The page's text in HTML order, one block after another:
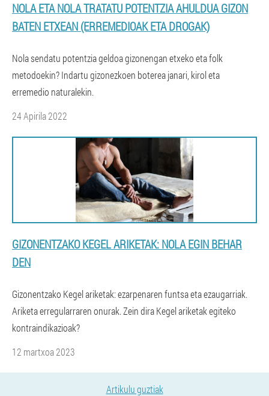
NOLA ETA NOLA TRATATU POTENTZIA AHULDUA GIZON
BATEN ETXEAN (ERREMEDIOAK ETA DROGAK)
Nola sendatu potentzia geldoa gizonengan etxeko eta folk
metodoekin? Indartu gizonezkoen boterea janari, kirol eta
erremedio naturalekin.
24 Apirila 2022
GIZONENTZAKO KEGEL ARIKETAK: NOLA EGIN BEHAR
DEN
Gizonentzako Kegel ariketak: ezarpenaren funtsa eta ezaugarriak.
Ariketa erregularraren onurak. Zein dira Kegel ariketak egiteko
kontraindikazioak?
12 martxoa 2023
Artikulu guztiak